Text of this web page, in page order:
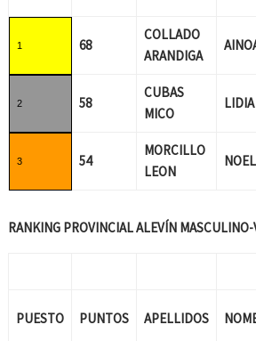
1 68
COLLADO
ARANDIGA
2 58
CUBAS
MICO
LIDIA
3 54
MORCILLO
LEON
NOEL
RANKING PROVINCIAL ALEVÍN
PUESTO PUNTOS APELLIDOS